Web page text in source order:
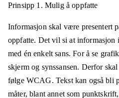
Prinsipp 1. Mulig å oppfatte
Informasjon skal være presentert
oppfatte. Det vil si at informasjon
med én enkelt sans. For å se
skjerm og synssansen. Derfor
følge WCAG. Tekst kan også bli
måter, blant annet som